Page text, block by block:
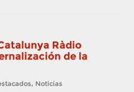
Ràdio
de la
, Noticias